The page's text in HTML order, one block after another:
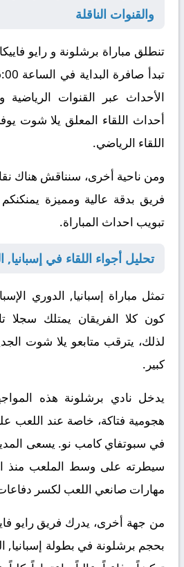
والقنوات الناقلة
تنطلق مباراة برشلونة و رايو
تبدأ صافرة البداية في الساعة 16:00
الأحداث عبر القنوات الرياضية
أحداث اللقاء المعلق يلا شوت
اللقاء الرياضي.
ومن ناحية أخرى، سنناقش هناك
فريق بدقة عالية ومميزة يمنكنكم
تبويب احداث المباراة.
تحليل أجواء اللقاء في إسبانيا,
تمثل مباراة إسبانيا, الدوري
كون كلا الفريقان يمتلك سجلا
لذلك، يترقب متابعو يلا شوت
كبير.
يدخل نادي برشلونة هذه
هجومية فتاكة، خاصة عند اللعب
في سبوتفاي كامب نو. يسعى
سيطرته على وسط الملعب منذ
مهارات صانعي اللعب لكسر دفاعات
​من جهة أخرى، يدرك فريق رايو
بحجم برشلونة في بطولة إسبانيا,